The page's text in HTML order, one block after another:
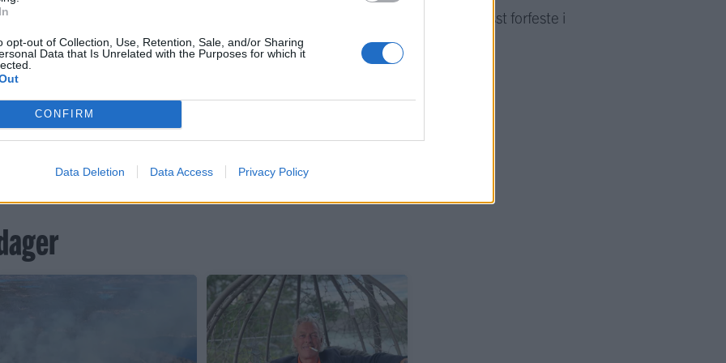
opt-out of Collection, Use, Retention, Sale, and/or Sharing
Data that Is Unrelated with the Purposes for which it
CONFIRM
Data Deletion Data Access Privacy Policy
god dekning på FM så det skal bli spennende å se om vi også kan få et visst forfeste i